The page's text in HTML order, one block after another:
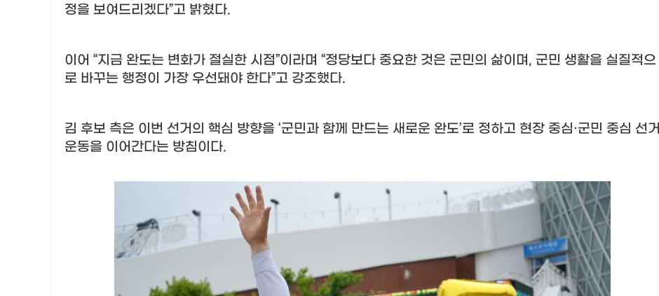
정을 보여드리겠다”고 밝혔다.
이어 “지금 완도는 변화가 절실한 시점”이라며 “정당보다 중요한 것은 군민의 삶이며, 군민 생활을 실질적으
로 바꾸는 행정이 가장 우선돼야 한다”고 강조했다.
김 후보 측은 이번 선거의 핵심 방향을 ‘군민과 함께 만드는 새로운 완도’로 정하고 현장 중심·군민 중심 선거
운동을 이어간다는 방침이다.